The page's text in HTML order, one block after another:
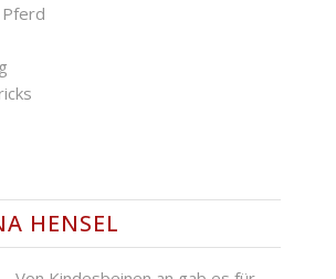
Pferd
HENSEL